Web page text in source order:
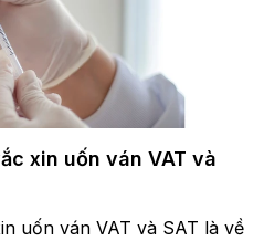
xin uốn ván VAT và
uốn ván VAT và SAT là về